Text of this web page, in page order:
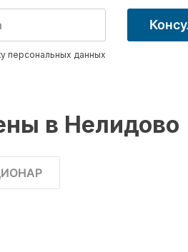
персональных данных
в Нелидово